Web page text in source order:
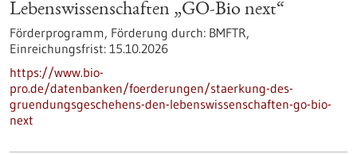
Lebenswissenschaften „GO-Bio next“
Förderprogramm, Förderung durch: BMFTR,
Einreichungsfrist: 15.10.2026
https://www.bio-
pro.de/datenbanken/foerderungen/staerkung-des-
gruendungsgeschehens-den-lebenswissenschaften-go-bio-
next